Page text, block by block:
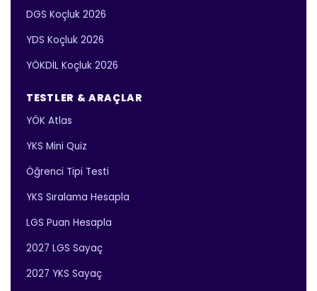
DGS Koçluk 2026
YDS Koçluk 2026
YÖKDİL Koçluk 2026
TESTLER & ARAÇLAR
YÖK Atlas
YKS Mini Quiz
Öğrenci Tipi Testi
YKS Sıralama Hesapla
LGS Puan Hesapla
2027 LGS Sayaç
2027 YKS Sayaç